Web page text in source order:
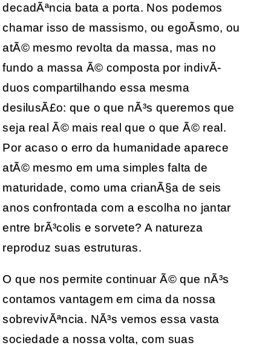
decadÃªncia bata a porta. Nos podemos
chamar isso de massismo, ou egoÃ­smo, ou
atÃ© mesmo revolta da massa, mas no
fundo a massa Ã© composta por indivÃ­
duos compartilhando essa mesma
desilusÃ£o: que o que nÃ³s queremos que
seja real Ã© mais real que o que Ã© real.
Por acaso o erro da humanidade aparece
atÃ© mesmo em uma simples falta de
maturidade, como uma crianÃ§a de seis
anos confrontada com a escolha no jantar
entre brÃ³colis e sorvete? A natureza
reproduz suas estruturas.
O que nos permite continuar Ã© que nÃ³s
contamos vantagem em cima da nossa
sobrevivÃªncia. NÃ³s vemos essa vasta
sociedade a nossa volta, com suas